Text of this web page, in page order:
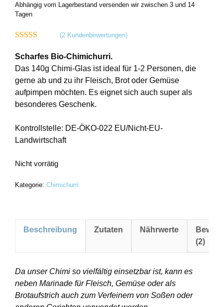
Abhängig vom Lagerbestand versenden wir zwischen 3 und 14
Tagen
(2 Kundenbewertungen)
Scharfes Bio-Chimichurri.
Das 140g Chimi-Glas ist ideal für 1-2 Personen, die
gerne ab und zu ihr Fleisch, Brot oder Gemüse
aufpimpen möchten. Es eignet sich auch super als
besonderes Geschenk.
Kontrollstelle: DE-ÖKO-022 EU/Nicht-EU-
Landwirtschaft
Nicht vorrätig
Kategorie: Chimichurri
Beschreibung Zutaten Nährwerte
(2)
Da unser Chimi so vielfältig einsetzbar ist, kann es
neben Marinade für Fleisch, Gemüse oder als
Brotaufstrich auch zum Verfeinern von Soßen oder
Nur essenzielle Cookies akzeptieren
Zurück
Datenschutzeinstellungen
Essenziell (6)
sind für die einwandfreie Funktion der Website erforderlich.
Statistiken (2)
Statistik Cookies erfassen Informationen anonym. Diese
Informationen helfen uns zu verstehen, wie unsere Besucher